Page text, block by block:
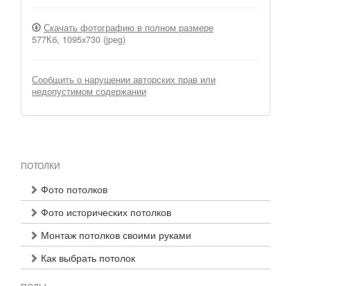
Скачать фотографию в полном размере
577Кб, 1095x730 (jpeg)
Сообщить о нарушении авторских прав или
недопустимом содержании
ПОТОЛКИ
Фото потолков
Фото исторических потолков
Монтаж потолков своими руками
Как выбрать потолок